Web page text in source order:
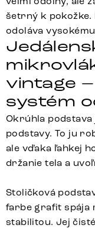
šetrný k
odoláva
vintage
systém
Okrúhla
podstavy. To ju
ale vďaka ľahkej
držanie tela a
Stoličková
farbe grafit spája
stabilitou. Jej